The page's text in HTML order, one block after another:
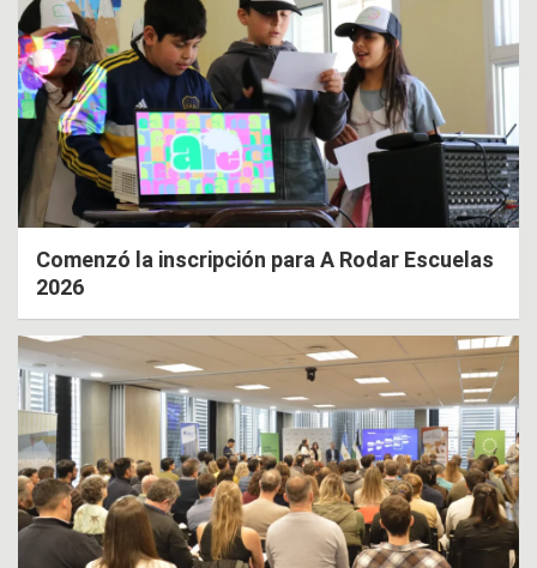
Comenzó la inscripción para A Rodar Escuelas
2026